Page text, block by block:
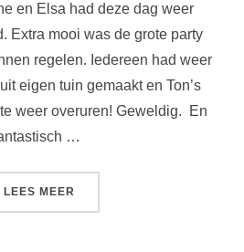
en Elsa had deze dag weer
Extra mooi was de grote party
regelen. Iedereen had weer
eigen tuin gemaakt en Ton’s
weer overuren! Geweldig. En
…
LEES MEER